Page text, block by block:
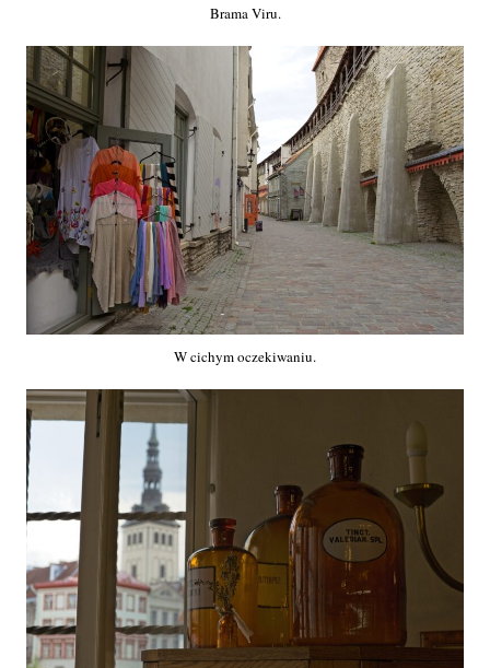
Brama Viru.
W cichym oczekiwaniu.